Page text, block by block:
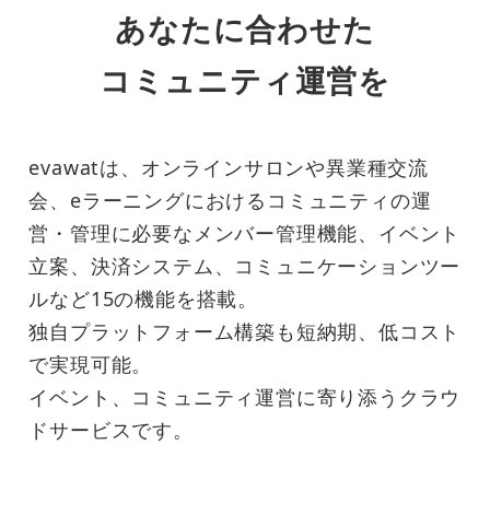
あなたに合わせた
コミュニティ運営を
evawatは、オンラインサロンや異業種交流
会、eラーニングにおけるコミュニティの運
営・管理に必要なメンバー管理機能、イベント
立案、決済システム、コミュニケーションツー
ルなど15の機能を搭載。
独自プラットフォーム構築も短納期、低コスト
で実現可能。
イベント、コミュニティ運営に寄り添うクラウ
ドサービスです。